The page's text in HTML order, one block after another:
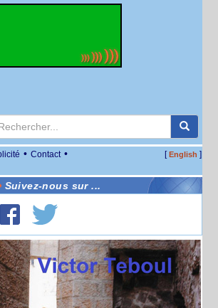
• Contact • [English ]
Suivez-nous sur ...